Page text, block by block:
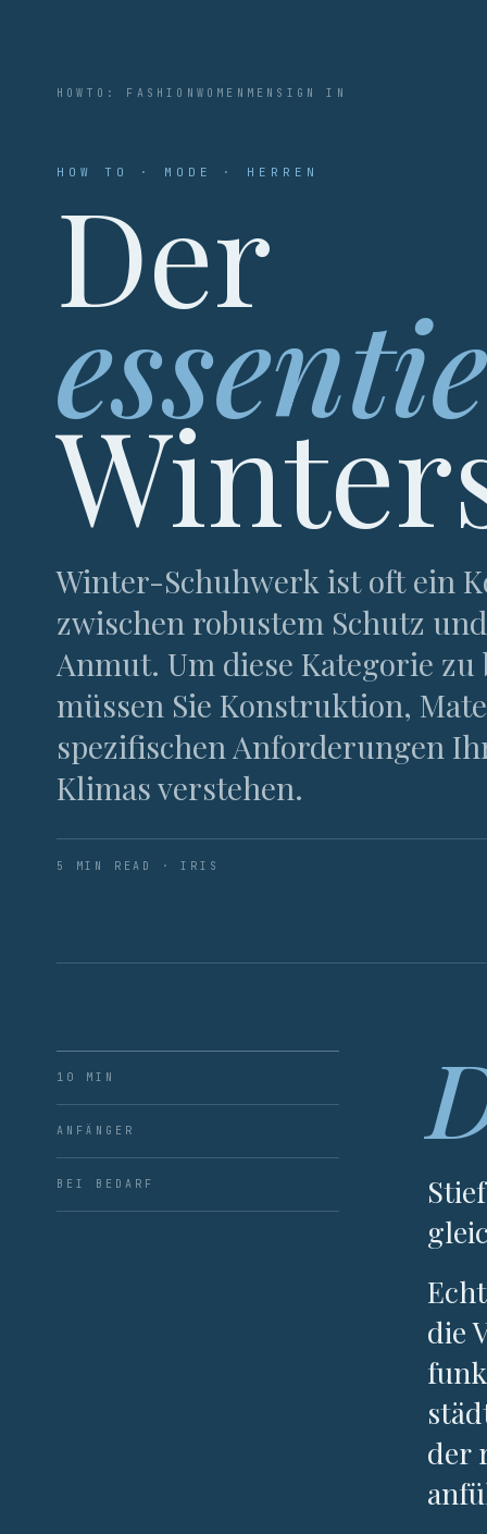
HOWTO: FASHION WOMEN MEN SIGN IN
HOW TO · MODE · HERREN
Der
Winter-Schuhwerk ist oft ein
zwischen robustem Schutz
Anmut. Um diese Kategorie
müssen Sie Konstruktion,
spezifischen Anforderungen
Klimas verstehen.
5 MIN READ · IRIS
10 MIN
ANFÄNGER
BEI BEDARF
die
der